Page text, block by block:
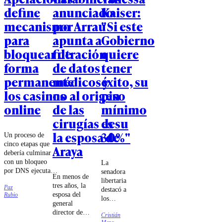
define
mecanismo
para
bloquear de
forma
permanente
los casinos
online
Un proceso de
cinco etapas que
debería culminar
con un bloqueo
por DNS ejecutado
por las compañías
de
telecomunicaciones
Paz
Rubio
anunciado
por Arrau
apunta a
filtración
de datos
médicos y
no al origen
de las
cirugías de
la esposa de
Araya
En menos de
tres años, la
esposa del
general
director de
Kaiser:
"Si este
Gobierno
quiere
tener
éxito, su
piso
mínimo
es su
30%"
La
senadora
libertaria
destacó a
los
Jorge
Cristián